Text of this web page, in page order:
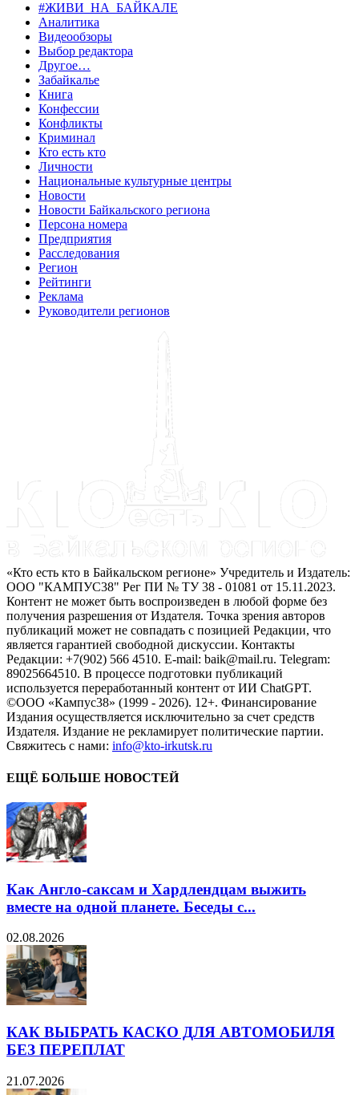
#ЖИВИ_НА_БАЙКАЛЕ
Аналитика
Видеообзоры
Выбор редактора
Другое…
Забайкалье
Книга
Конфессии
Конфликты
Криминал
Кто есть кто
Личности
Национальные культурные центры
Новости
Новости Байкальского региона
Персона номера
Предприятия
Расследования
Регион
Рейтинги
Реклама
Руководители регионов
«Кто есть кто в Байкальском регионе» Учредитель и Издатель:
ООО "КАМПУС38" Рег ПИ № ТУ 38 - 01081 от 15.11.2023.
Контент не может быть воспроизведен в любой форме без
получения разрешения от Издателя. Точка зрения авторов
публикаций может не совпадать с позицией Редакции, что
является гарантией свободной дискуссии. Контакты
Редакции: +7(902) 566 4510. E-mail: baik@mail.ru. Telegram:
89025664510. В процессе подготовки публикаций
используется переработанный контент от ИИ ChatGPT.
©ООО «Кампус38» (1999 - 2026). 12+. Финансирование
Издания осуществляется исключительно за счет средств
Издателя. Издание не рекламирует политические партии.
Свяжитесь с нами: info@kto-irkutsk.ru
ЕЩЁ БОЛЬШЕ НОВОСТЕЙ
Как Англо-саксам и Хардлендцам выжить
вместе на одной планете. Беседы с...
02.08.2026
КАК ВЫБРАТЬ КАСКО ДЛЯ АВТОМОБИЛЯ
БЕЗ ПЕРЕПЛАТ
21.07.2026